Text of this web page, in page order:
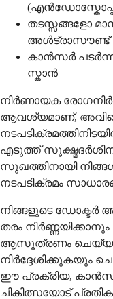
തടസ്സങ്ങളോ
അൾട്രാസൗണ്ട്
കാൻസർ
സ്കാൻ
നിർണായക
ആവശ്യമാണ്,
എടുത്ത്
സുഖത്തിനായി
നടപടിക്രമം
നിങ്ങളുടെ ഡോക്ടർ
തരം
ആസൂത്രണം
നിർദ്ദേശിക്കുകയും
ഈ പ്രക്രിയ,
ചികിത്സയോട്